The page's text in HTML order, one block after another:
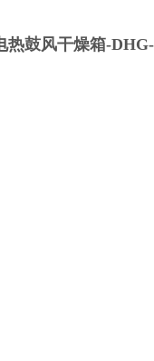
热鼓风干燥箱-